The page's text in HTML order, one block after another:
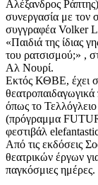
Αλέξανδρος
συνεργασία με τον
συγγραφέα Volker
«Παιδιά της ίδιας
του ρατσισμού;» ,
Αλ Νουρί.
Εκτός ΚΘΒΕ, έχει
όπως το
(πρόγραμμα
φεστιβάλ
Από τις εκδόσεις
θεατρικών έργων
παγκόσμιες ημέρες.